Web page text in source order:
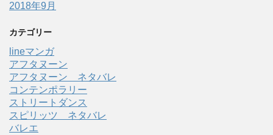
2018年9月
カテゴリー
lineマンガ
アフタヌーン
アフタヌーン ネタバレ
コンテンポラリー
ストリートダンス
スピリッツ ネタバレ
バレエ